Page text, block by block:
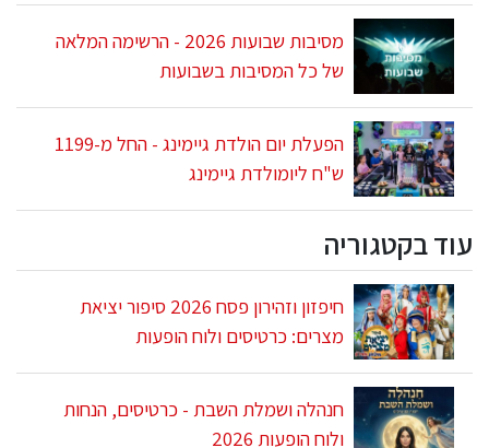
מסיבות שבועות 2026 - הרשימה המלאה
של כל המסיבות בשבועות
הפעלת יום הולדת גיימינג - החל מ-1199
ש"ח ליומולדת גיימינג
עוד בקטגוריה
חיפזון וזהירון פסח 2026 סיפור יציאת
מצרים: כרטיסים ולוח הופעות
חנהלה ושמלת השבת - כרטיסים, הנחות
ולוח הופעות 2026